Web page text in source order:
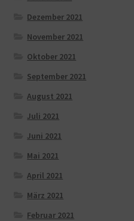
Dezember 2021
November 2021
Oktober 2021
September 2021
August 2021
Juli 2021
Juni 2021
Mai 2021
April 2021
März 2021
Februar 2021